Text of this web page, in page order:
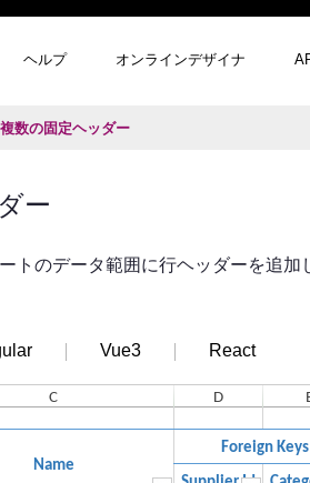
ヘルプ オンラインデザイナ
複数の固定ヘッダー
ー
トのデータ範囲に行ヘッダーを追加
Vue3 React